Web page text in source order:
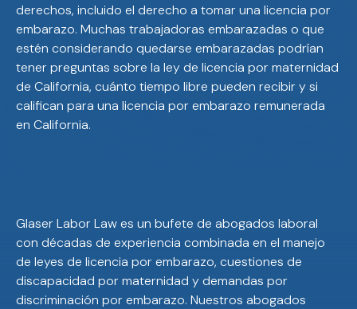
derechos, incluido el derecho a tomar una licencia por
embarazo. Muchas trabajadoras embarazadas o que
estén considerando quedarse embarazadas podrían
tener preguntas sobre la ley de licencia por maternidad
de California, cuánto tiempo libre pueden recibir y si
califican para una licencia por embarazo remunerada
en California.
Glaser Labor Law es un bufete de abogados laboral
con décadas de experiencia combinada en el manejo
de leyes de licencia por embarazo, cuestiones de
discapacidad por maternidad y demandas por
discriminación por embarazo. Nuestros abogados